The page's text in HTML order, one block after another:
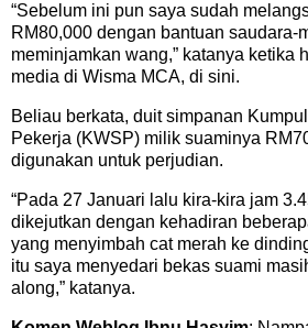
“Sebelum ini pun saya sudah
RM80,000 dengan bantuan saudara-
meminjamkan wang,” katanya ketika
media di Wisma MCA, di sini.
Beliau berkata, duit simpanan
Pekerja (KWSP) milik suaminya
digunakan untuk perjudian.
“Pada 27 Januari lalu kira-kira jam
dikejutkan dengan kehadiran
yang menyimbah cat merah ke
itu saya menyedari bekas suami
along,” katanya.